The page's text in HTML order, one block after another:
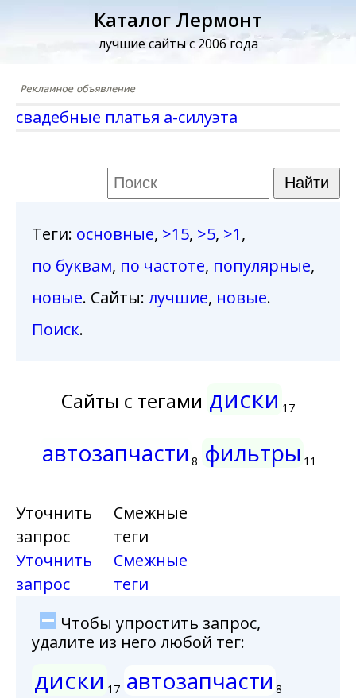
Каталог Лермонт
лучшие сайты с 2006 года
свадебные платья а-силуэта
Теги: основные, >15, >5, >1,
по буквам, по частоте, популярные,
новые. Сайты: лучшие, новые.
Поиск.
Сайты с тегами диски 17
автозапчасти 8 фильтры 11
Уточнить
запрос
Уточнить
запрос
Смежные
теги
Смежные
теги
Чтобы упростить запрос,
удалите из него любой тег:
диски 17 автозапчасти 8